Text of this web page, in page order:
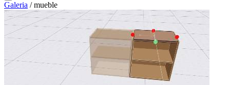
Galeria / mueble